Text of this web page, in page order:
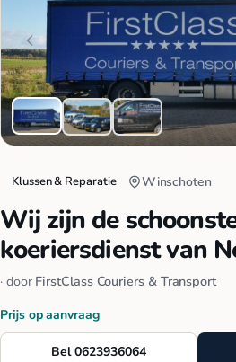
Klussen & Reparatie Winschoten
Wij zijn de
koeriersdienst van
· door FirstClass Couriers & Transport
Prijs op aanvraag
Bel 0623936064